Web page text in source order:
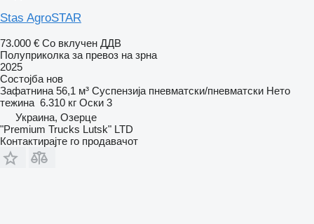
Stas AgroSTAR
73.000 € Со вклучен ДДВ
Полуприколка за превоз на зрна
2025
Состојба нов
Зафатнина 56,1 м³ Суспензија пневматски/пневматски Нето
тежина 6.310 кг Оски 3
Украина, Озерце
"Premium Trucks Lutsk" LTD
Контактирајте го продавачот